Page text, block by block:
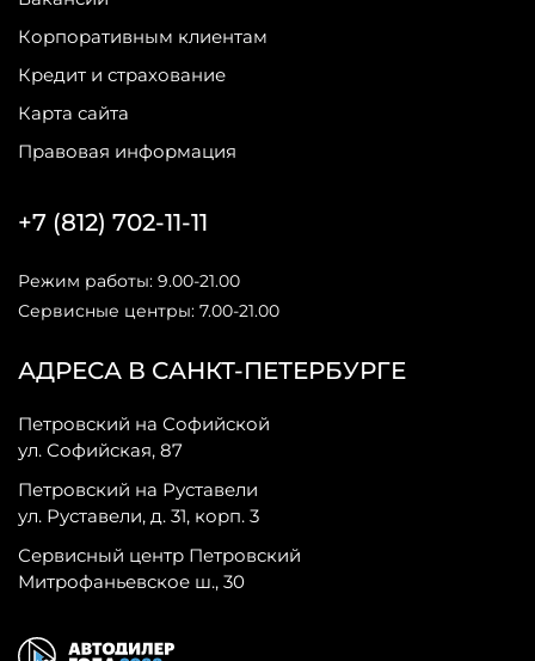
Корпоративным клиентам
Кредит и страхование
Карта сайта
Правовая информация
АДРЕСА В САНКТ-ПЕТЕРБУРГЕ
Петровский на Софийской
ул. Софийская, 87
Петровский на Руставели
ул. Руставели, д. 31, корп. 3
Сервисный центр Петровский
Митрофаньевское ш., 30
+7 (812) 702-11-11
Режим работы: 9.00-21.00
Сервисные центры: 7.00-21.00